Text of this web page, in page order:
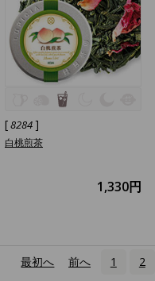
[8284]
白桃煎茶
1,330円
最初へ 前へ 1 2